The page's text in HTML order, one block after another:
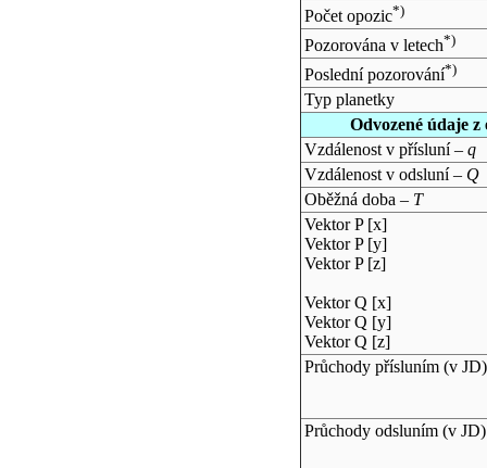
Počet opozic*)
Pozorována v letech*)
Poslední pozorování*)
Typ planetky
Odvozené údaje
Vzdálenost v přísluní – q
Vzdálenost v odsluní – Q
Oběžná doba – T
Vektor P [x]
Vektor P [y]
Vektor P [z]
Vektor Q [x]
Vektor Q [y]
Vektor Q [z]
Průchody přísluním (v JD)
Průchody odsluním (v JD)